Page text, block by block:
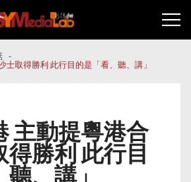
取得勝利 此行目的是「看、聽、講」
主動提粵港合
勝利 此行目
、講」